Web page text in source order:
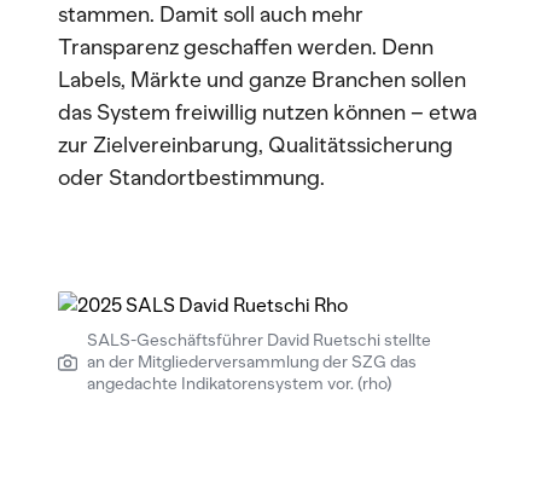
stammen. Damit soll auch mehr
Transparenz geschaffen werden. Denn
Labels, Märkte und ganze Branchen sollen
das System freiwillig nutzen können – etwa
zur Zielvereinbarung, Qualitätssicherung
oder Standortbestimmung.
SALS-Geschäftsführer David Ruetschi stellte
an der Mitgliederversammlung der SZG das
angedachte Indikatorensystem vor. (rho)